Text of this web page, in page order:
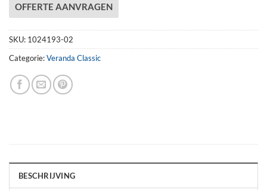
OFFERTE AANVRAGEN
SKU: 1024193-02
Categorie:Veranda Classic
BESCHRIJVING